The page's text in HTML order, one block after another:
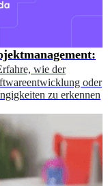
wie der
oder
zu erkennen